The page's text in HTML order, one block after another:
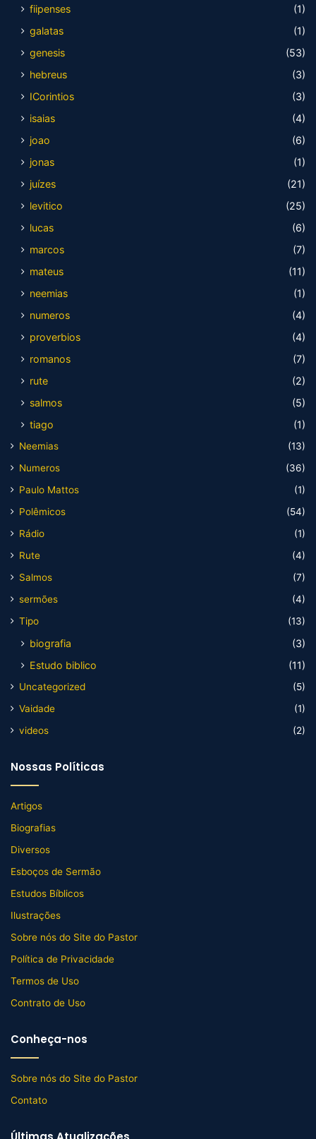
fiipenses
(1)
galatas
(1)
genesis
(53)
hebreus
(3)
ICorintios
(3)
isaias
(4)
joao
(6)
jonas
(1)
juízes
(21)
levitico
(25)
lucas
(6)
marcos
(7)
mateus
(11)
neemias
(1)
numeros
(4)
proverbios
(4)
romanos
(7)
rute
(2)
salmos
(5)
tiago
(1)
Neemias
(13)
Numeros
(36)
Paulo Mattos
(1)
Polêmicos
(54)
Rádio
(1)
Rute
(4)
Salmos
(7)
sermões
(4)
Tipo
(13)
biografia
(3)
Estudo biblico
(11)
Uncategorized
(5)
Vaidade
(1)
videos
(2)
Nossas Políticas
Artigos
Biografias
Diversos
Esboços de Sermão
Estudos Bíblicos
Ilustrações
Sobre nós do Site do Pastor
Política de Privacidade
Termos de Uso
Contrato de Uso
Conheça-nos
Sobre nós do Site do Pastor
Contato